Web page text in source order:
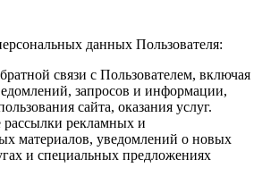
данных Пользователя:
связи с Пользователем, включая
запросов и информации,
сайта, оказания услуг.
рекламных и
материалов, уведомлений о новых
и специальных предложениях